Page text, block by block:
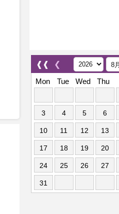
❰❰ ❮
Mon
Tue Wed Thu
3 4 5 6
10 11 12 13
17 18 19 20
24 25 26 27
31